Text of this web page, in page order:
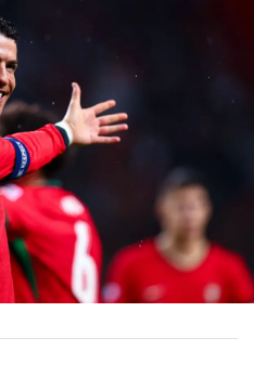
Mail
via link